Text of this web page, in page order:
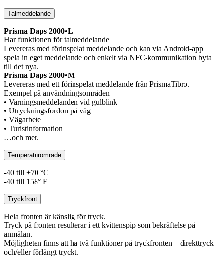
Talmeddelande
Prisma Daps 2000•L
Har funktionen för talmeddelande.
Levereras med förinspelat meddelande och kan via Android-app
spela in eget meddelande och enkelt via NFC-kommunikation byta
till det nya.
Prisma Daps 2000•M
Levereras med ett förinspelat meddelande från PrismaTibro.
Exempel på användningsområden
• Varningsmeddelanden vid gulblink
• Utryckningsfordon på väg
• Vägarbete
• Turistinformation
…och mer.
Temperaturområde
-40 till +70 °C
-40 till 158° F
Tryckfront
Hela fronten är känslig för tryck.
Tryck på fronten resulterar i ett kvittenspip som bekräftelse på
anmälan.
Möjligheten finns att ha två funktioner på tryckfronten – direkttryck
och/eller förlängt tryckt.